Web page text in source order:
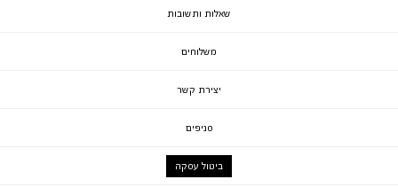
שאלות ותשובות
משלוחים
יצירת קשר
סניפים
ביטול עסקה